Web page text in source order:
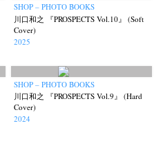
SHOP – PHOTO BOOKS
川口和之 『PROSPECTS Vol.10』 (Soft
Cover)
2025
SHOP – PHOTO BOOKS
川口和之 『PROSPECTS Vol.9』 (Hard
Cover)
2024